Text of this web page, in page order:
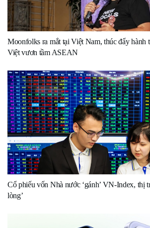
Moonfolks ra mắt tại Việt Nam, thúc đẩy hành
Việt vươn tầm ASEAN
Cổ phiếu vốn Nhà nước ‘gánh’ VN-Index, thị
lòng’